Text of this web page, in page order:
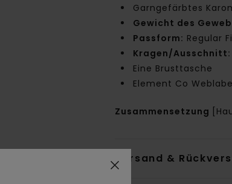
Garngefärbtes
Gewicht des
Passform: Regular
Kragen/Ausschnitt:
Eine Brusttasche
Element Co
Zusammensetzung
Versand &